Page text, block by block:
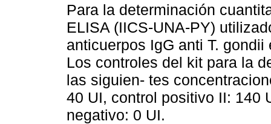
Para la determinación
ELISA (IICS-UNA-PY)
anticuerpos IgG anti T.
Los controles del kit para la
las siguien- tes
40 UI, control positivo II: 140
negativo: 0 UI.